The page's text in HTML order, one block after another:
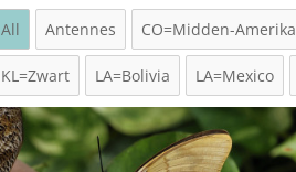
All Antennes CO=Midden-Amerika
KL=Zwart LA=Bolivia LA=Mexico